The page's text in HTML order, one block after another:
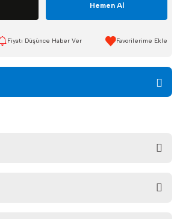
Hemen Al
Fiyatı Düşünce Haber Ver